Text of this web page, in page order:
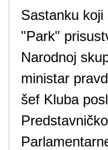
Sastanku
"Park"
Narodnoj
ministar
šef Kluba